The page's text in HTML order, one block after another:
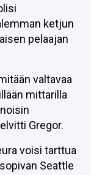
ketjun
pelaajan
valtavaa
mittarilla
Gregor.
voisi tarttua
Seattle